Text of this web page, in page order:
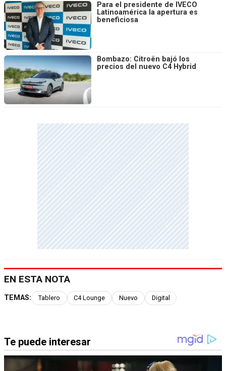
Para el presidente de IVECO
Latinoamérica la apertura es
beneficiosa
Bombazo: Citroën bajó los
precios del nuevo C4 Hybrid
EN ESTA NOTA
TEMAS: Tablero C4 Lounge Nuevo Digital